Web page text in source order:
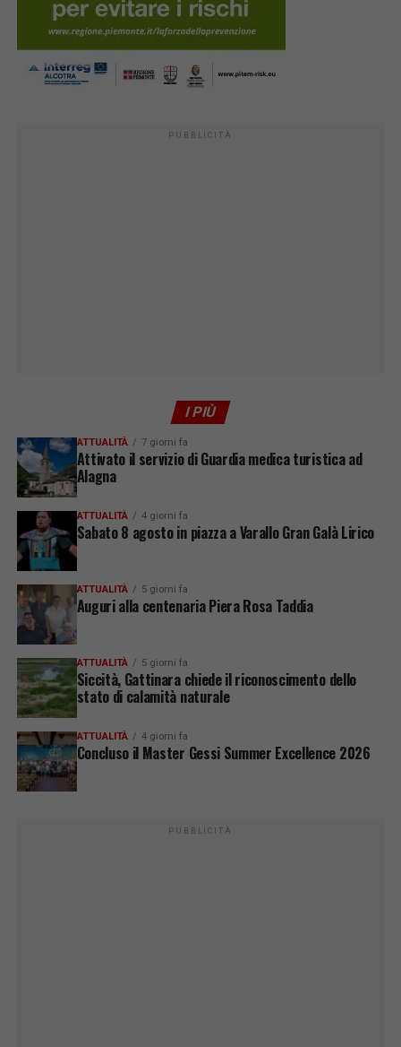
PUBBLICITÀ
I PIÙ
ATTUALITÀ 7 giorni fa
Attivato il servizio di Guardia medica turistica ad
Alagna
ATTUALITÀ 4 giorni fa
Sabato 8 agosto in piazza a Varallo Gran Galà Lirico
ATTUALITÀ 5 giorni fa
Auguri alla centenaria Piera Rosa Taddia
ATTUALITÀ 5 giorni fa
Siccità, Gattinara chiede il riconoscimento dello
stato di calamità naturale
ATTUALITÀ 4 giorni fa
Concluso il Master Gessi Summer Excellence 2026
PUBBLICITÀ